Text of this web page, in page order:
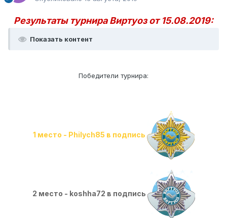
Результаты турнира Виртуоз от 15.08.2019:
Показать контент
Победители турнира:
1 место - Philych85 в подпись
2 место - koshha72 в подпись